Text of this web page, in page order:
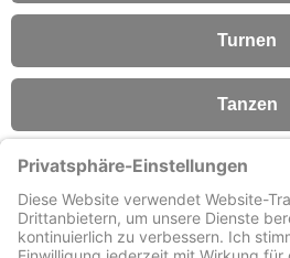
Turnen
Tanzen
Fitness